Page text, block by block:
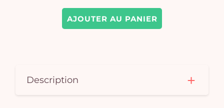
AJOUTER AU PANIER
Description